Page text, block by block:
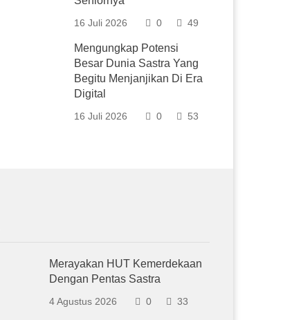
16 Juli 2026 0 49
Mengungkap Potensi
Besar Dunia Sastra Yang
Begitu Menjanjikan Di Era
Digital
16 Juli 2026 0 53
Merayakan HUT Kemerdekaan
Dengan Pentas Sastra
4 Agustus 2026 0 33